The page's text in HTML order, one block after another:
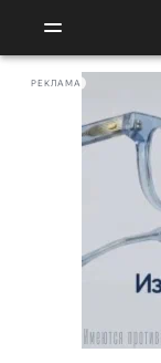
РЕКЛАМА